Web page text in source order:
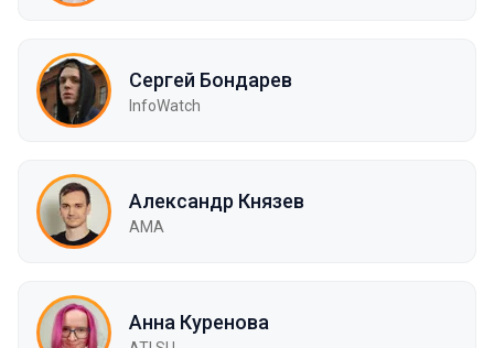
Сергей Бондарев
InfoWatch
Александр Князев
AMA
Анна Куренова